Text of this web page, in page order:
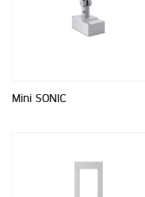
Mini SONIC